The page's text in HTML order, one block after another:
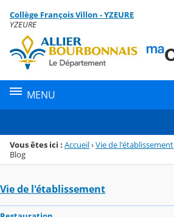
Menu de la rubrique
Contenu
Collège François Villon - YZEURE
YZEURE
MENU
Vous êtes ici : Accueil›Vie de l'établissement
Blog
Vie de l'établissement